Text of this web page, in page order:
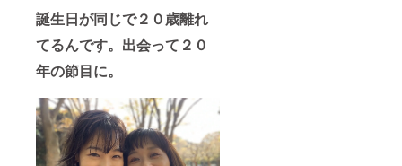
誕生日が同じで２０歳離れ
てるんです。出会って２０
年の節目に。